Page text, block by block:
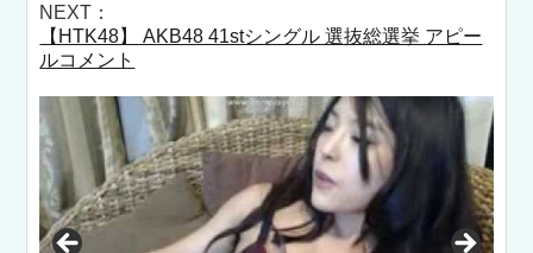
NEXT：
【HTK48】 AKB48 41stシングル 選抜総選挙 アピー
ルコメント